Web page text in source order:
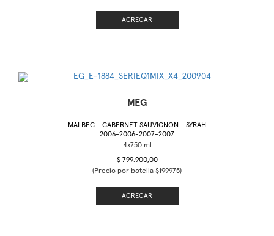
AGREGAR
MEG
MALBEC - CABERNET SAUVIGNON - SYRAH
2006-2006-2007-2007
$ 799.900,00
(Precio por botella $199975)
AGREGAR